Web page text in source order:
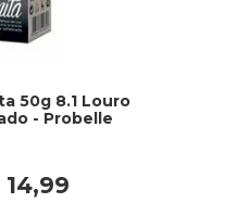
50g 8.1 Louro
- Probelle
14,99